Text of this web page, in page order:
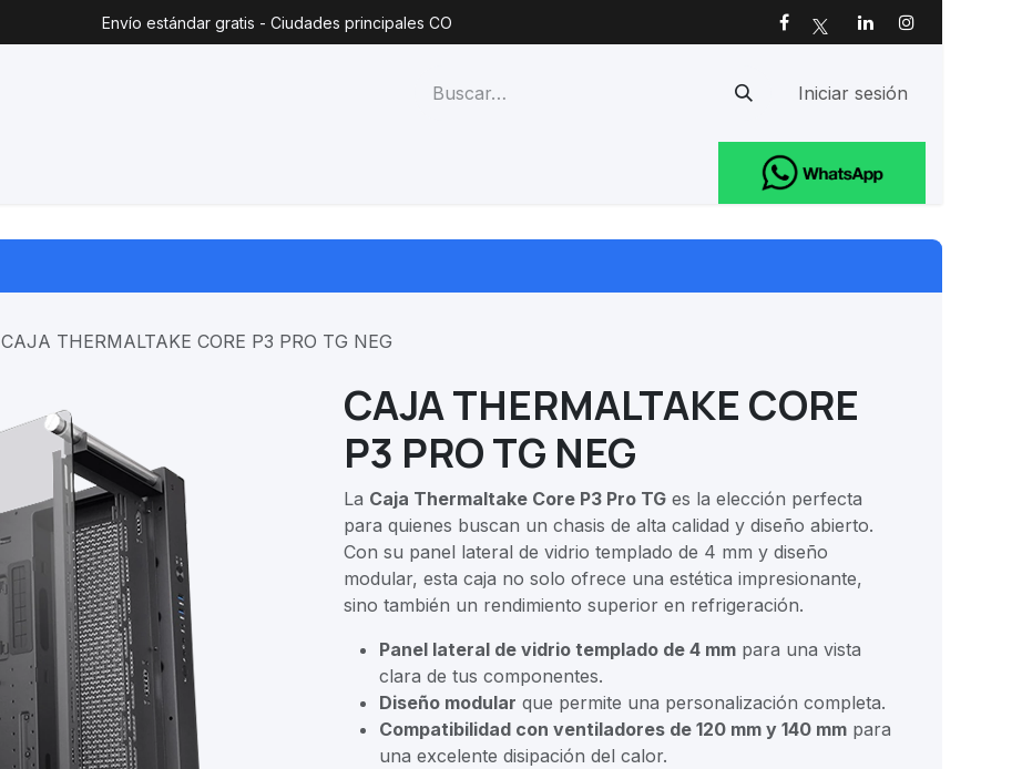
Envío estándar gratis - Ciudades principales CO
Iniciar sesión
CAJA THERMALTAKE CORE P3 PRO TG NEG
CAJA THERMALTAKE CORE
P3 PRO TG NEG
La Caja Thermaltake Core P3 Pro TG es la elección perfecta
para quienes buscan un chasis de alta calidad y diseño abierto.
Con su panel lateral de vidrio templado de 4 mm y diseño
modular, esta caja no solo ofrece una estética impresionante,
sino también un rendimiento superior en refrigeración.
Panel lateral de vidrio templado de 4 mm para una vista
clara de tus componentes.
Diseño modular que permite una personalización completa.
Compatibilidad con ventiladores de 120 mm y 140 mm para
una excelente disipación del calor.